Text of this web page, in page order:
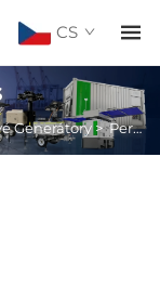
CS
Generátory >Perkins Series